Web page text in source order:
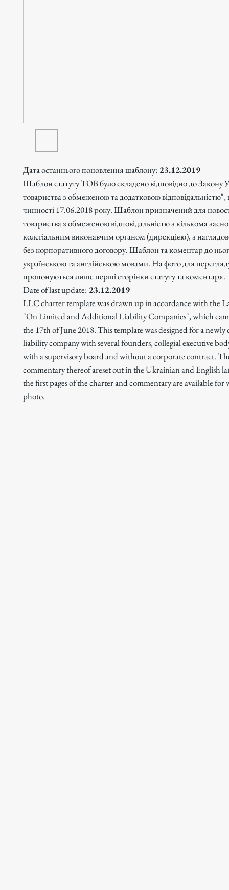
Дата останнього поновлення шаблону: 23.12.2019
Шаблон статуту ТОВ було складено відповідно до Закону
товариства з обмеженою та додатковою
чинності 17.06.2018 року. Шаблон призначений для
товариства з обмеженою відповідальністю з кількома
колегіальним виконавчим органом (дирекцією), з
без корпоративного договору. Шаблон та коментар до
українською та англійською мовами. На фото для
пропонуються лише перші сторінки статуту та коментаря.
Date of last update: 23.12.2019
LLC charter template was drawn up in accordance with the
"On Limited and Additional Liability Companies", which
the 17th of June 2018. This template was designed for a
liability company with several founders, collegial executive
with a supervisory board and without a corporate contract.
commentary thereof areset out in the Ukrainian and English
the first pages of the charter and commentary are available for
photo.